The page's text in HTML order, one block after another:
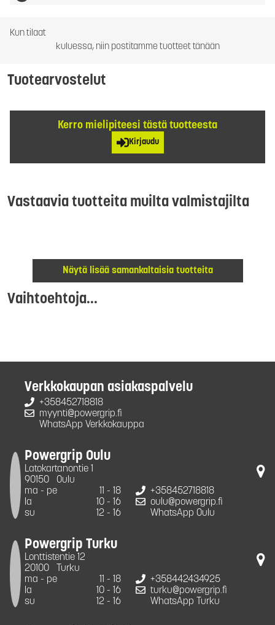
Kun tilaat
kuluessa, niin postitamme tuotteet tänään
Tuotearvostelut
Kerro mielipiteesi tästä tuotteesta
Kirjaudu
Vastaavia tuotteita muilta valmistajilta
Näytä lisää samankaltaisia tuotteita
Vaihtoehtoja...
Verkkokaupan asiakaspalvelu
+358452718818
myynti@powergrip.fi
WhatsApp Verkkokauppa
Powergrip Oulu
Latokartanontie 1
90150
Oulu
ma - pe
11 - 18
la
10 - 16
su
12 - 16
+358452718818
oulu@powergrip.fi
WhatsApp Oulu
Powergrip Turku
Lonttistentie 12
20100
Turku
ma - pe
11 - 18
la
10 - 16
su
12 - 16
+358442434925
turku@powergrip.fi
WhatsApp Turku